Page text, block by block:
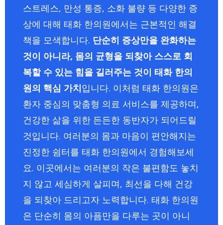
스트레스, 만성 통증, 소화 불량 등 다양한 증
상에 대해 태화 한의원에서는 근본적인 해결
책을 모색합니다. 단순히 증상만을 완화하는
것이 아니라, 몸의 균형을 되찾아 스스로 회
복할 수 있는 힘을 길러주는 것이 태화 한의
원의 핵심 가치입니다. 이처럼 태화 한의원은
환자 중심의 맞춤형 의료 서비스를 제공하며,
건강한 삶을 위한 든든한 동반자가 되어드릴
것입니다. 여러분의 몸과 마음이 편안해지는
진정한 쉼터를 태화 한의원에서 경험해보세
요. 이곳에서는 여러분의 작은 불편함도 놓치
지 않고 세심하게 살피며, 최선을 다해 건강
을 되찾아 드리고자 노력합니다. 태화 한의원
은 단순히 몸의 아픔만을 다루는 곳이 아니